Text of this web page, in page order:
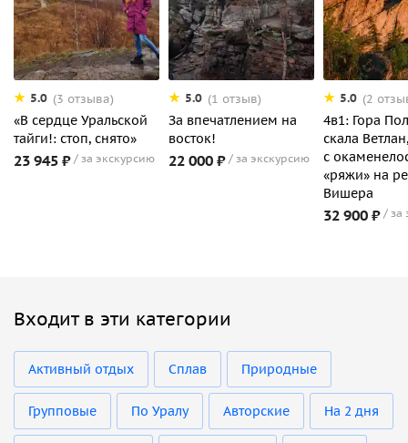
5.0 (3 отзыва)
«В сердце Уральской
тайги!: стоп, снято»
23 945 ₽ за экскурсию
5.0 (1 отзыв)
За впечатлением на
восток!
22 000 ₽ за экскурсию
5.0 (2
4в1: Гора
скала
с
«ряжи» на
Вишера
32 900 ₽ за
Входит в эти категории
Активный отдых Сплав Природные
Групповые По Уралу Авторские На 2 дня